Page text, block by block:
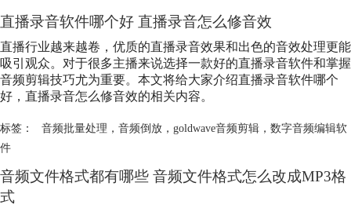
直播录音软件哪个好 直播录音怎么修音效
直播行业越来越卷，优质的直播录音效果和出色的音效处理更能
吸引观众。对于很多主播来说选择一款好的直播录音软件和掌握
音频剪辑技巧尤为重要。本文将给大家介绍直播录音软件哪个
好，直播录音怎么修音效的相关内容。
标签： 音频批量处理 ， 音频倒放， goldwave音频剪辑， 数字音频编辑软
件
音频文件格式都有哪些 音频文件格式怎么改成MP3格
式